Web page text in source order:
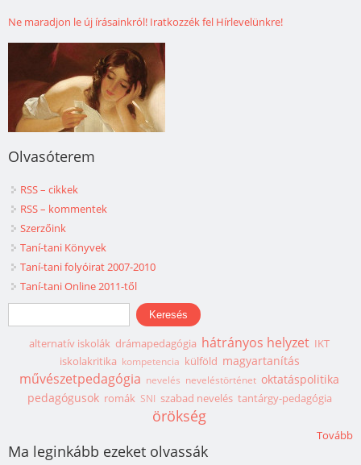
Ne maradjon le új írásainkról! Iratkozzék fel Hírlevelünkre!
Olvasóterem
RSS – cikkek
RSS – kommentek
Szerzőink
Taní-tani Könyvek
Taní-tani folyóirat 2007-2010
Taní-tani Online 2011-től
Keresés űrlap
Keresés
alternatív iskolák drámapedagógia hátrányos helyzet IKT
iskolakritika kompetencia külföld magyartanítás
művészetpedagógia nevelés neveléstörténet oktatáspolitika
pedagógusok romák SNI szabad nevelés tantárgy-pedagógia
örökség
Tovább
Ma leginkább ezeket olvassák